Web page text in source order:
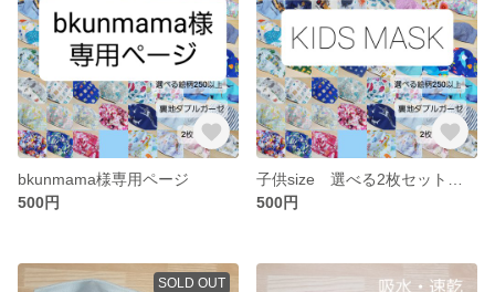
bkunmama様専用ページ
500円
500円
SOLD OUT